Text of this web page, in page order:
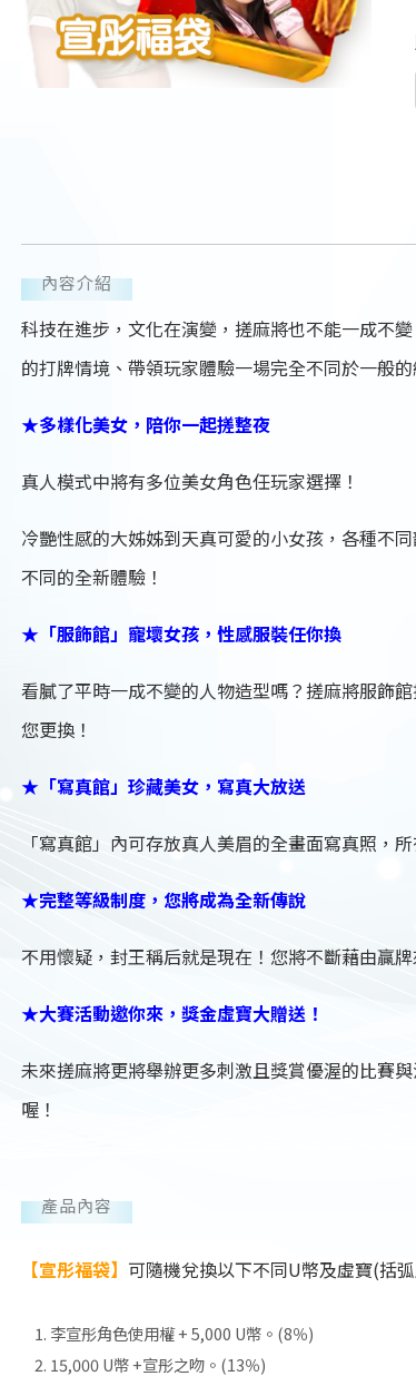
內容介紹
科技在進步，文化在演變，搓麻將也不能一成不
的打牌情境、帶領玩家體驗一場完全不同於一般的
★多樣化美女，陪你一起搓整夜
真人模式中將有多位美女角色任玩家選擇！
冷艷性感的大姊姊到天真可愛的小女孩，各種不
不同的全新體驗！
★「服飾館」寵壞女孩，性感服裝任你換
看膩了平時一成不變的人物造型嗎？搓麻將服飾
您更換！
★「寫真館」珍藏美女，寫真大放送
「寫真館」內可存放真人美眉的全畫面寫真照，
★完整等級制度，您將成為全新傳說
不用懷疑，封王稱后就是現在！您將不斷藉由贏
★大賽活動邀你來，獎金虛寶大贈送！
未來搓麻將更將舉辦更多刺激且獎賞優渥的比賽
喔！
產品內容
【宣彤福袋】 可隨機兌換以下不同U幣及虛寶(括
李宣彤角色使用權 + 5,000 U幣。(8％)
15,000 U幣 +宣彤之吻。(13％)